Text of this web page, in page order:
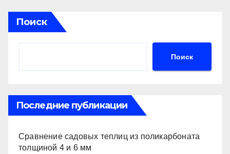
Поиск
Поиск
Последние публикации
Сравнение садовых теплиц из поликарбоната
толщиной 4 и 6 мм